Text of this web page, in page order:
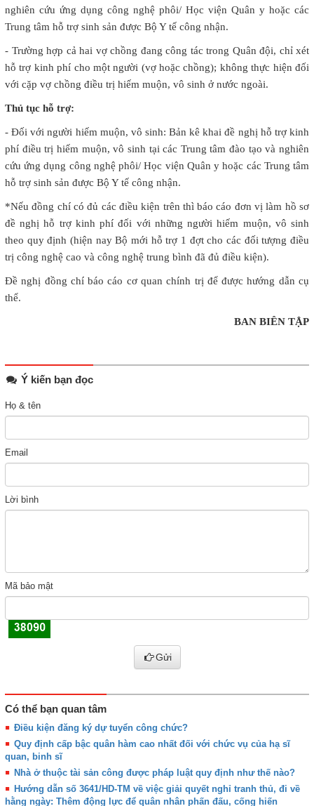
nghiên cứu ứng dụng công nghệ phôi/ Học viện Quân y hoặc các
Trung tâm hỗ trợ sinh sản được Bộ Y tế công nhận.
- Trường hợp cả hai vợ chồng đang công tác trong Quân đội, chỉ xét
hỗ trợ kinh phí cho một người (vợ hoặc chồng); không thực hiện đối
với cặp vợ chồng điều trị hiếm muộn, vô sinh ở nước ngoài.
Thủ tục hỗ trợ:
- Đối với người hiếm muộn, vô sinh: Bản kê khai đề nghị hỗ trợ kinh
phí điều trị hiếm muộn, vô sinh tại các Trung tâm đào tạo và nghiên
cứu ứng dụng công nghệ phôi/ Học viện Quân y hoặc các Trung tâm
hỗ trợ sinh sản được Bộ Y tế công nhận.
*Nếu đồng chí có đủ các điều kiện trên thì báo cáo đơn vị làm hồ sơ
đề nghị hỗ trợ kinh phí đối với những người hiếm muộn, vô sinh
theo quy định (hiện nay Bộ mới hỗ trợ 1 đợt cho các đối tượng điều
trị công nghệ cao và công nghệ trung bình đã đủ điều kiện).
Đề nghị đồng chí báo cáo cơ quan chính trị để được hướng dẫn cụ
thể.
BAN BIÊN TẬP
Ý kiến bạn đọc
Họ & tên
Email
Lời bình
Mã bảo mật
Gửi
Có thể bạn quan tâm
Điều kiện đăng ký dự tuyển công chức?
Quy định cấp bậc quân hàm cao nhất đối với chức vụ của hạ sĩ
quan, binh sĩ
Nhà ở thuộc tài sản công được pháp luật quy định như thế nào?
Hướng dẫn số 3641/HD-TM về việc giải quyết nghỉ tranh thủ, đi về
hằng ngày: Thêm động lực để quân nhân phấn đấu, cống hiến